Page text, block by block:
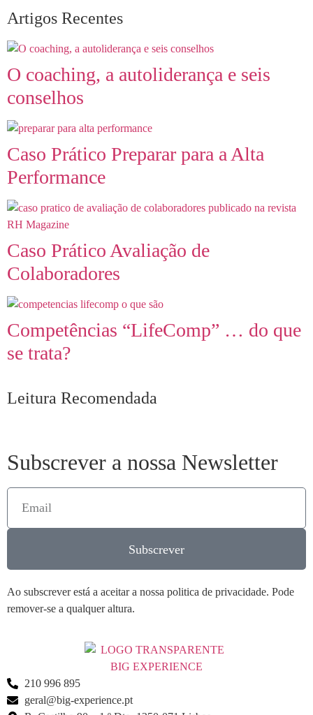
Artigos Recentes
O coaching, a autoliderança e seis
conselhos
Caso Prático Preparar para a Alta
Performance
Caso Prático Avaliação de
Colaboradores
Competências “LifeComp” … do que
se trata?
Leitura Recomendada
Subscrever a nossa Newsletter
Subscrever
Ao subscrever está a aceitar a nossa politica de privacidade. Pode
remover-se a qualquer altura.
210 996 895
geral@big-experience.pt